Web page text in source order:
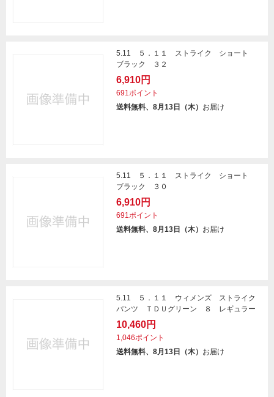
5.11 ５．１１ ストライク ショート
ブラック ３２
6,910円
691ポイント
送料無料、8月13日（木） お届け
5.11 ５．１１ ストライク ショート
ブラック ３０
6,910円
691ポイント
送料無料、8月13日（木） お届け
5.11 ５．１１ ウィメンズ ストライク
パンツ ＴＤＵグリーン ８ レギュラー
10,460円
1,046ポイント
送料無料、8月13日（木） お届け